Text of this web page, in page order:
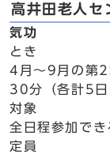
高井田老人セ
気功
とき
4月～9月の第
30分（各計5日
対象
全日程参加で
定員